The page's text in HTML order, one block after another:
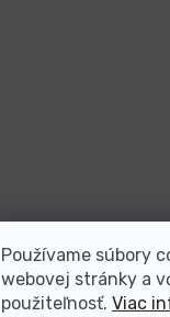
Používame súbory
webovej stránky a
použiteľnosť. Viac